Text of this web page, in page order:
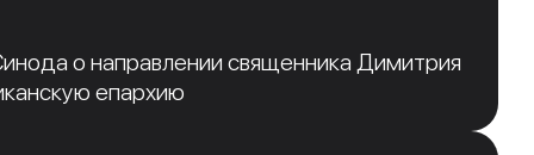
о направлении священника Димитрия
епархию